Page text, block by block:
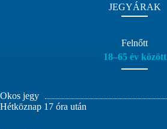
JEGYÁRAK
Felnőtt
18–65 év között
Okos jegy
Hétköznap 17 óra után